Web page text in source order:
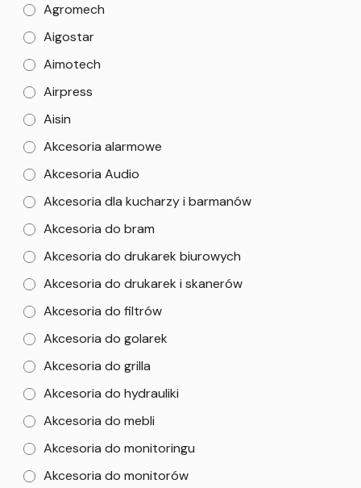
Agromech
Aigostar
Aimotech
Airpress
Aisin
Akcesoria alarmowe
Akcesoria Audio
Akcesoria dla kucharzy i barmanów
Akcesoria do bram
Akcesoria do drukarek biurowych
Akcesoria do drukarek i skanerów
Akcesoria do filtrów
Akcesoria do golarek
Akcesoria do grilla
Akcesoria do hydrauliki
Akcesoria do mebli
Akcesoria do monitoringu
Akcesoria do monitorów